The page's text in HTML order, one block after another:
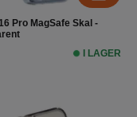
Pro MagSafe Skal -
I LAGER